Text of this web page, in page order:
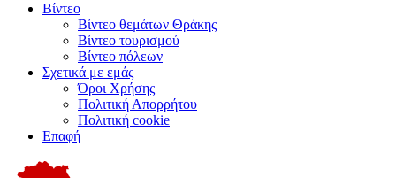
Βίντεο
Βίντεο θεμάτων Θράκης
Βίντεο τουρισμού
Βίντεο πόλεων
Σχετικά με εμάς
Όροι Χρήσης
Πολιτική Απορρήτου
Πολιτική cookie
Επαφή